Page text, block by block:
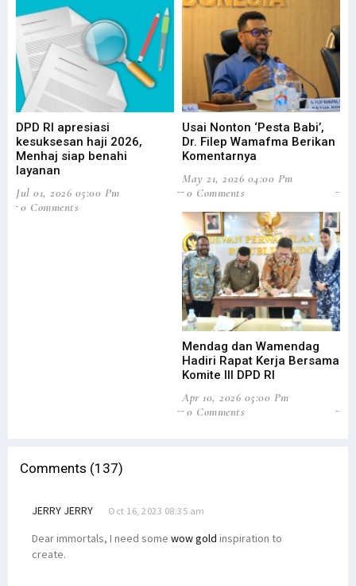
DPD RI apresiasi
kesuksesan haji 2026,
Menhaj siap benahi
layanan
Jul 01, 2026 05:00 Pm
0 Comments
Usai Nonton ‘Pesta Babi’,
Dr. Filep Wamafma Berikan
Komentarnya
May 21, 2026 04:00 Pm
0 Comments
Mendag dan Wamendag
Hadiri Rapat Kerja Bersama
Komite III DPD RI
Apr 10, 2026 05:00 Pm
0 Comments
Comments (137)
JERRY JERRY Oct 16, 2023 08:35 am
Dear immortals, I need some wow gold inspiration to
create.